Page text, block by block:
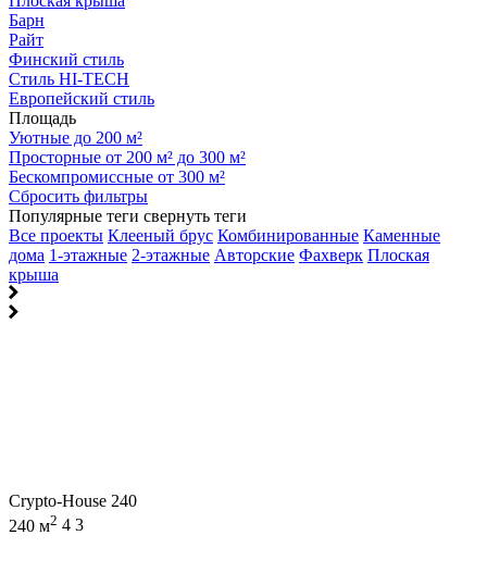
Барн
Райт
Финский стиль
Стиль HI-TECH
Европейский стиль
Площадь
Уютные до 200 м²
Просторные от 200 м² до 300 м²
Бескомпромиссные от 300 м²
Сбросить фильтры
Популярные теги свернуть теги
Все проекты Клееный брус Комбинированные Каменные
дома 1-этажные 2-этажные Авторские Фахверк Плоская
крыша
Crypto-House 240
240 м2 4 3